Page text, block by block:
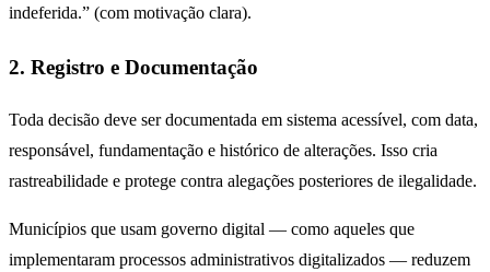
indeferida.” (com motivação clara).
2. Registro e Documentação
Toda decisão deve ser documentada em sistema acessível, com data,
responsável, fundamentação e histórico de alterações. Isso cria
rastreabilidade e protege contra alegações posteriores de ilegalidade.
Municípios que usam governo digital — como aqueles que
implementaram processos administrativos digitalizados — reduzem